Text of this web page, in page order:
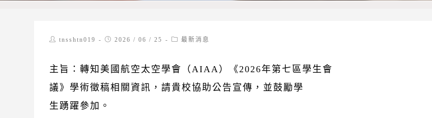
Posttnsshtn019
Post2026 / 06 / 25
Post最新消息
主旨：轉知美國航空太空學會（AIAA）《2026年第七區學生會
議》學術徵稿相關資訊，請貴校協助公告宣傳，並鼓勵學
生踴躍參加。